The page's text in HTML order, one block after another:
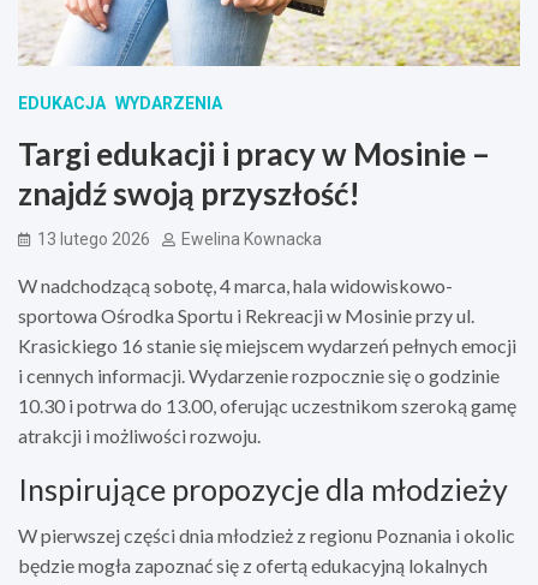
EDUKACJA WYDARZENIA
Targi edukacji i pracy w Mosinie –
znajdź swoją przyszłość!
13 lutego 2026 Ewelina Kownacka
W nadchodzącą sobotę, 4 marca, hala widowiskowo-
sportowa Ośrodka Sportu i Rekreacji w Mosinie przy ul.
Krasickiego 16 stanie się miejscem wydarzeń pełnych emocji
i cennych informacji. Wydarzenie rozpocznie się o godzinie
10.30 i potrwa do 13.00, oferując uczestnikom szeroką gamę
atrakcji i możliwości rozwoju.
Inspirujące propozycje dla młodzieży
W pierwszej części dnia młodzież z regionu Poznania i okolic
będzie mogła zapoznać się z ofertą edukacyjną lokalnych